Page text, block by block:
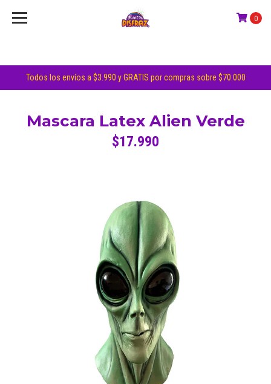
Todos los envíos a $3.990 y GRATIS por compras sobre $70.000
0
Mascara Latex Alien Verde
$17.990